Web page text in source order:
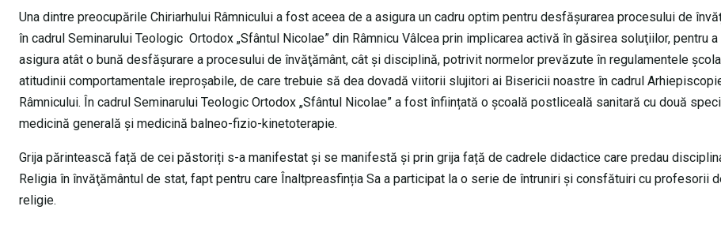
Una dintre preocupările Chiriarhului Râmnicului a fost aceea de a asigura un cadru optim pentru desfăşurarea procesului de
în cadrul Seminarului Teologic Ortodox „Sfântul Nicolae” din Râmnicu Vâlcea prin implicarea activă în găsirea soluţiilor, pentru a
asigura atât o bună desfăşurare a procesului de învăţământ, cât şi disciplină, potrivit normelor prevăzute în regulamentele
atitudinii comportamentale ireproşabile, de care trebuie să dea dovadă viitorii slujitori ai Bisericii noastre în cadrul
Râmnicului. În cadrul Seminarului Teologic Ortodox „Sfântul Nicolae” a fost înființată o școală postliceală sanitară cu două
medicină generală și medicină balneo-fizio-kinetoterapie.
Grija părintească față de cei păstoriți s-a manifestat și se manifestă și prin grija față de cadrele didactice care predau
Religia în învăţământul de stat, fapt pentru care Înaltpreasfinția Sa a participat la o serie de întruniri şi consfătuiri cu profesorii
religie.